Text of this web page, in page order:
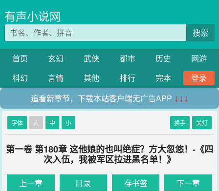
有声小说网
搜索
首页 玄幻 武侠 都市 历史
网游
科幻
言情 其他 排行 完本
登录
追看新章节，下载本站客户端无广告APP ↓↓↓
字体 大 中 小 换手 关灯
第一卷 第180章 这他娘的也叫绝症？方大忽悠！-《四
次入伍，我被军区拉进黑名单！》
上一章 目录 存书签 下一章